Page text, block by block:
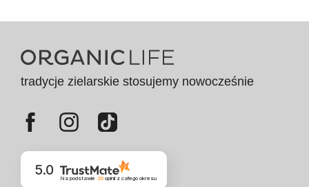
tradycje zielarskie stosujemy nowocześnie
5.0
Na podstawie 20opinii z całego okresu